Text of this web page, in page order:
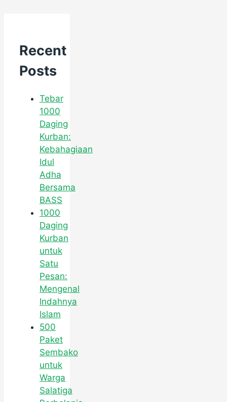
Recent
Posts
Tebar
1000
Daging
Kurban:
Kebahagiaan
Idul
Adha
Bersama
BASS
1000
Daging
Kurban
untuk
Satu
Pesan:
Mengenal
Indahnya
Islam
500
Paket
Sembako
untuk
Warga
Salatiga